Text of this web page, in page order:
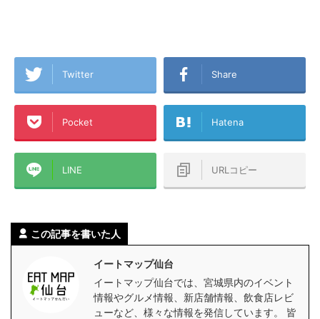
Twitter Share
Pocket Hatena
LINE URLコピー
この記事を書いた人
イートマップ仙台
イートマップ仙台では、宮城県内のイベント
情報やグルメ情報、新店舗情報、飲食店レビ
ューなど、様々な情報を発信しています。 皆